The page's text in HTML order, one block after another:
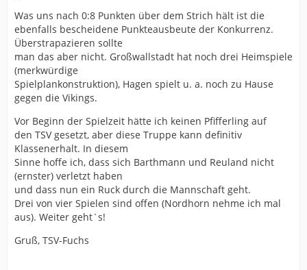
Was uns nach 0:8 Punkten über dem Strich hält ist die
ebenfalls bescheidene Punkteausbeute der Konkurrenz.
Überstrapazieren sollte
man das aber nicht. Großwallstadt hat noch drei Heimspiele
(merkwürdige
Spielplankonstruktion), Hagen spielt u. a. noch zu Hause
gegen die Vikings.
Vor Beginn der Spielzeit hätte ich keinen Pfifferling auf
den TSV gesetzt, aber diese Truppe kann definitiv
Klassenerhalt. In diesem
Sinne hoffe ich, dass sich Barthmann und Reuland nicht
(ernster) verletzt haben
und dass nun ein Ruck durch die Mannschaft geht.
Drei von vier Spielen sind offen (Nordhorn nehme ich mal
aus). Weiter geht`s!
Gruß, TSV-Fuchs